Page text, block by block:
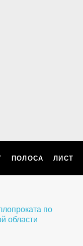
ПОЛОСА ЛИСТ
области